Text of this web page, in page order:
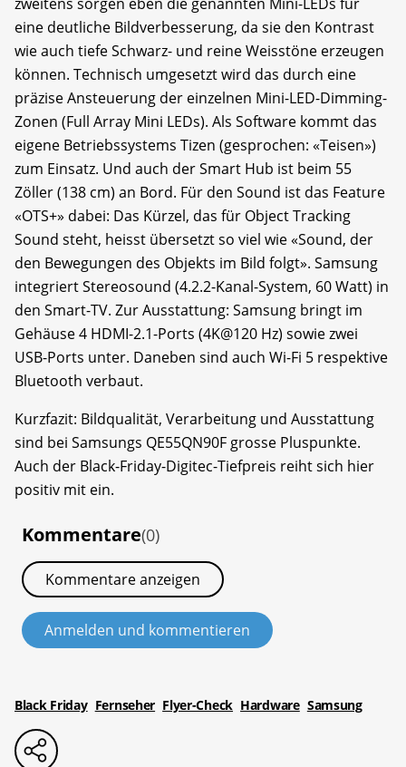
eine deutliche Bildverbesserung, da sie den Kontrast
wie auch tiefe Schwarz- und reine Weisstöne erzeugen
können. Technisch umgesetzt wird das durch eine
präzise Ansteuerung der einzelnen Mini-LED-Dimming-
Zonen (Full Array Mini LEDs). Als Software kommt das
eigene Betriebssystems Tizen (gesprochen: «Teisen»)
zum Einsatz. Und auch der Smart Hub ist beim 55
Zöller (138 cm) an Bord. Für den Sound ist das Feature
«OTS+» dabei: Das Kürzel, das für Object Tracking
Sound steht, heisst übersetzt so viel wie «Sound, der
den Bewegungen des Objekts im Bild folgt». Samsung
integriert Stereosound (4.2.2-Kanal-System, 60 Watt) in
den Smart-TV. Zur Ausstattung: Samsung bringt im
Gehäuse 4 HDMI-2.1-Ports (4K@120 Hz) sowie zwei
USB-Ports unter. Daneben sind auch Wi-Fi 5 respektive
Bluetooth verbaut.
Kurzfazit: Bildqualität, Verarbeitung und Ausstattung
sind bei Samsungs QE55QN90F grosse Pluspunkte.
Auch der Black-Friday-Digitec-Tiefpreis reiht sich hier
positiv mit ein.
Kommentare(0)
Kommentare anzeigen
Anmelden und kommentieren
Black Friday Fernseher Flyer-Check Hardware Samsung